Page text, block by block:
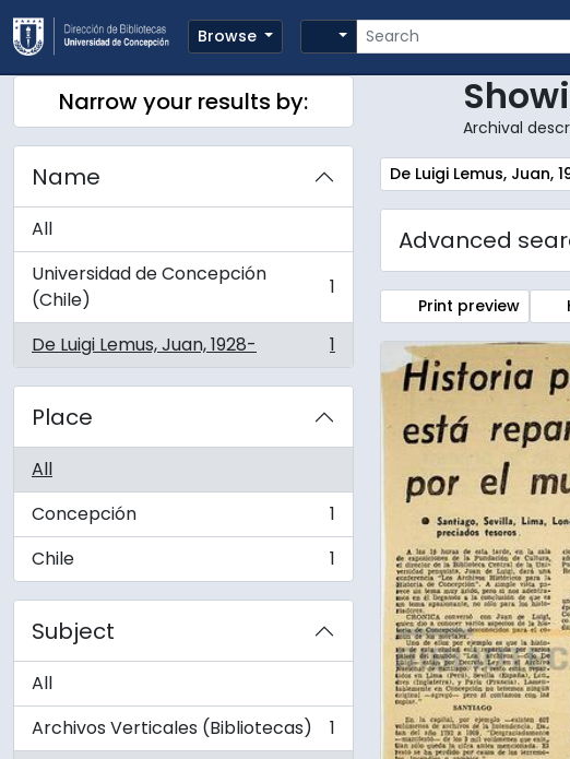
Skip to main content
Browse
Search
Search options
Narrow your results by:
Name
All
Universidad de Concepción
(Chile)
, 1 results 1
De Luigi Lemus, Juan, 1928-
, 1 results 1
Place
All
Concepción
, 1 results
1
Chile
, 1 results 1
Subject
All
Archivos Verticales (Bibliotecas)
, 1 results
1
Archival
Remove filter:
De Luigi Lemus, Juan,
Advanced
Print preview